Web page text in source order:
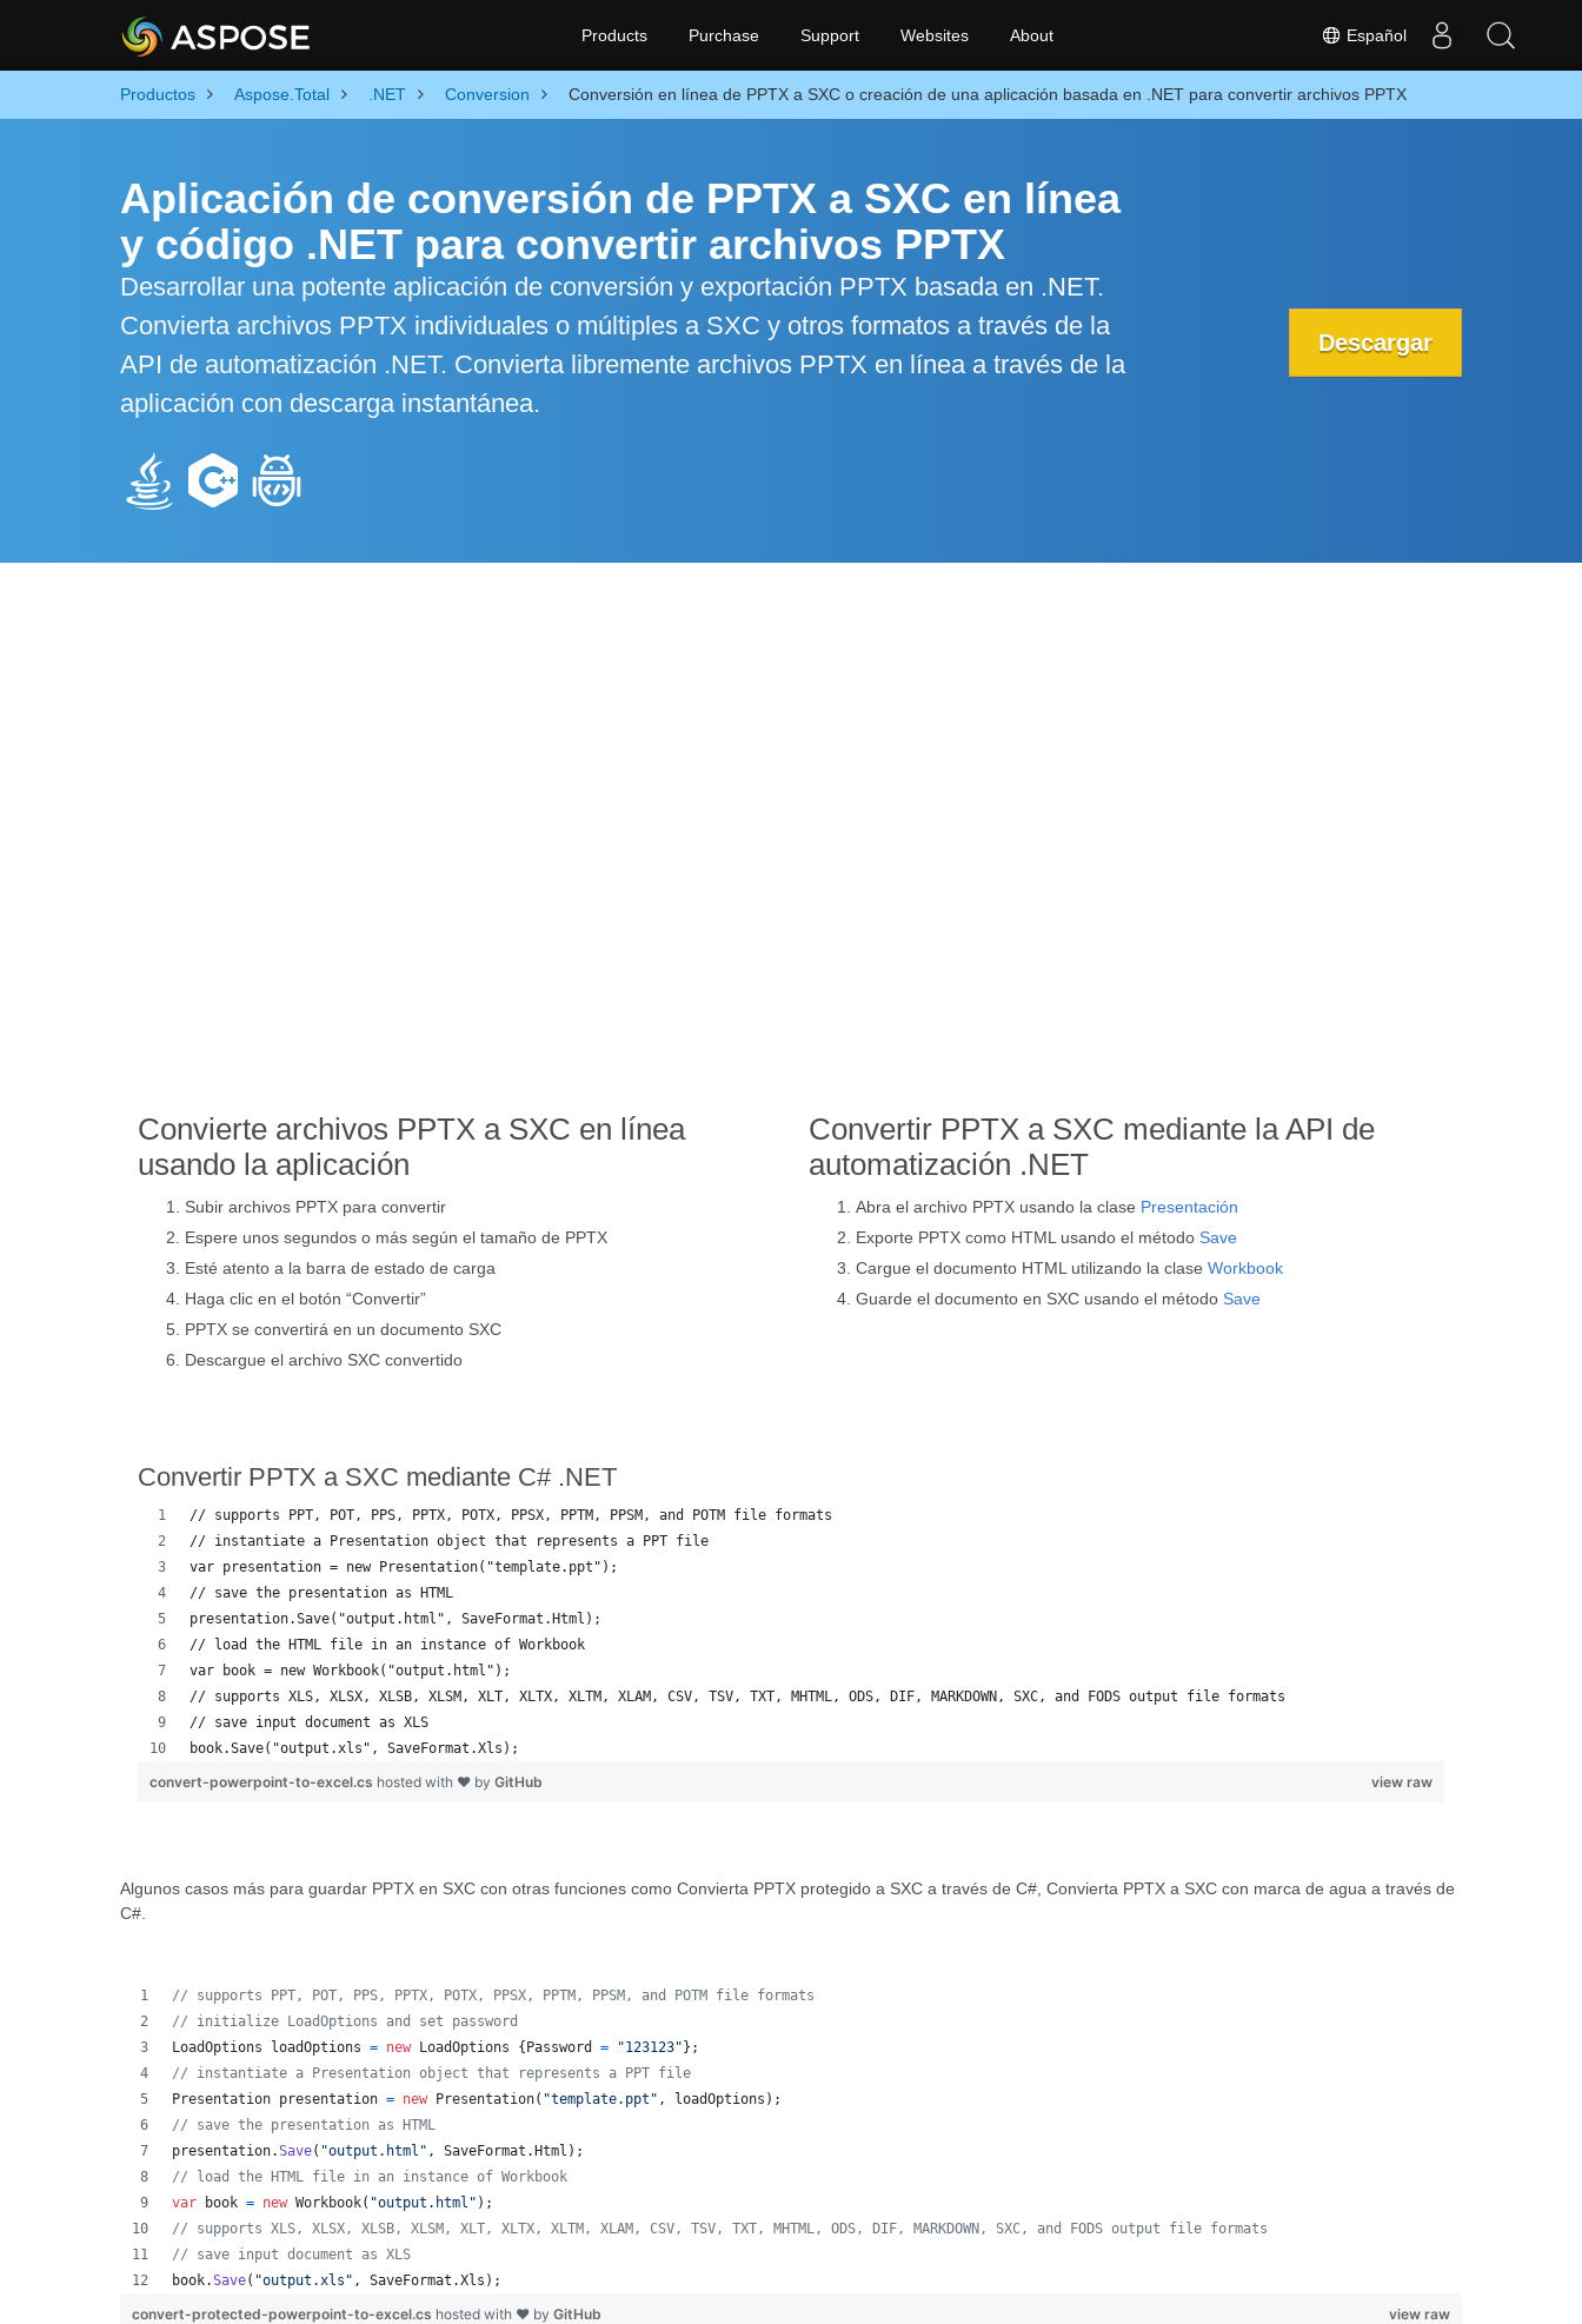
Español
Products Purchase Support Websites About
Productos Aspose.Total .NET Conversion Conversión en línea de PPTX a SXC o creación de una aplicación basada en .NET para convertir archivos PPTX
Aplicación de conversión de PPTX a SXC en línea
y código .NET para convertir archivos PPTX
Desarrollar una potente aplicación de conversión y exportación PPTX basada en .NET.
Convierta archivos PPTX individuales o múltiples a SXC y otros formatos a través de la
API de automatización .NET. Convierta libremente archivos PPTX en línea a través de la
aplicación con descarga instantánea.
Descargar
Convierte archivos PPTX a SXC en línea
usando la aplicación
Subir archivos PPTX para convertir
Espere unos segundos o más según el tamaño de PPTX
Esté atento a la barra de estado de carga
Haga clic en el botón “Convertir”
PPTX se convertirá en un documento SXC
Descargue el archivo SXC convertido
Convertir PPTX a SXC mediante la API de
automatización .NET
Abra el archivo PPTX usando la clase Presentación
Exporte PPTX como HTML usando el método Save
Cargue el documento HTML utilizando la clase Workbook
Guarde el documento en SXC usando el método Save
Convertir PPTX a SXC mediante C# .NET
// supports PPT, POT, PPS, PPTX, POTX, PPSX, PPTM, PPSM, and POTM file formats
// instantiate a Presentation object that represents a PPT file
var presentation = new Presentation("template.ppt");
// save the presentation as HTML
presentation.Save("output.html", SaveFormat.Html);
// load the HTML file in an instance of Workbook
var book = new Workbook("output.html");
// supports XLS, XLSX, XLSB, XLSM, XLT, XLTX, XLTM, XLAM, CSV, TSV, TXT, MHTML, ODS, DIF, MARKDOWN, SXC, and FODS output file formats
// save input document as XLS
book.Save("output.xls", SaveFormat.Xls);
view raw
convert-powerpoint-to-excel.cs hosted with ❤ by GitHub
Algunos casos más para guardar PPTX en SXC con otras funciones como Convierta PPTX protegido a SXC a través de C#, Convierta PPTX a SXC con marca de agua a través de
C#.
// supports PPT, POT, PPS, PPTX, POTX, PPSX, PPTM, PPSM, and POTM file formats
// initialize LoadOptions and set password
LoadOptions
loadOptions = new LoadOptions { Password = "123123" } ;
// instantiate a Presentation object that represents a PPT file
Presentation presentation = new Presentation( "template.ppt" , loadOptions ) ;
// save the presentation as HTML
presentation.Save( "output.html" , SaveFormat . Html ) ;
// load the HTML file in an instance of Workbook
var
book = new Workbook( "output.html" ) ;
// supports XLS, XLSX, XLSB, XLSM, XLT, XLTX, XLTM, XLAM, CSV, TSV, TXT, MHTML, ODS, DIF, MARKDOWN, SXC, and FODS output file formats
// save input document as XLS
book.Save( "output.xls" , SaveFormat .Xls ) ;
view raw
convert-protected-powerpoint-to-excel.cs hosted with ❤ by GitHub